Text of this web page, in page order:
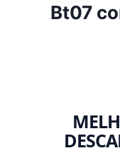
Bt07